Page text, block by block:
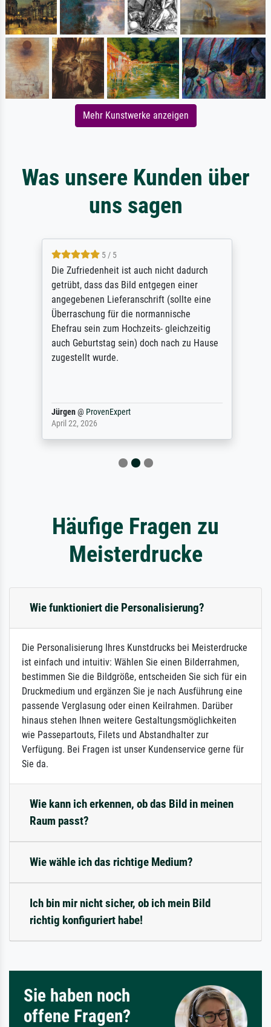
Mehr Kunstwerke anzeigen
Was unsere Kunden über
uns sagen
5 / 5
Die Zufriedenheit ist auch nicht dadurch
getrübt, dass das Bild entgegen einer
angegebenen Lieferanschrift (sollte eine
Überraschung für die normannische
Ehefrau sein zum Hochzeits- gleichzeitig
auch Geburtstag sein) doch nach zu Hause
zugestellt wurde.
Jürgen@ ProvenExpert
April 22, 2026
Häufige Fragen zu
Meisterdrucke
Wie funktioniert die Personalisierung?
Die Personalisierung Ihres Kunstdrucks bei Meisterdrucke
ist einfach und intuitiv: Wählen Sie einen Bilderrahmen,
bestimmen Sie die Bildgröße, entscheiden Sie sich für ein
Druckmedium und ergänzen Sie je nach Ausführung eine
passende Verglasung oder einen Keilrahmen. Darüber
hinaus stehen Ihnen weitere Gestaltungsmöglichkeiten
wie Passepartouts, Filets und Abstandhalter zur
Verfügung. Bei Fragen ist unser Kundenservice gerne für
Sie da.
Wie kann ich erkennen, ob das Bild in meinen
Raum passt?
Wie wähle ich das richtige Medium?
Ich bin mir nicht sicher, ob ich mein Bild
richtig konfiguriert habe!
Sie haben noch
offene Fragen?